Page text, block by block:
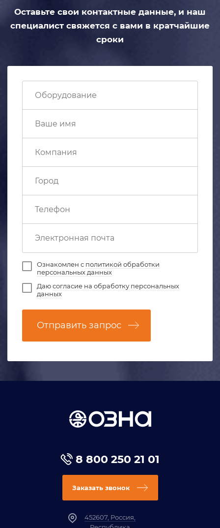
Оставьте свои контактные данные, и наш
специалист свяжется с вами в кратчайшие
сроки
Ознакомлен с политикой обработки
персональных данных
Даюсогласие на обработку персональных
данных
Отправить запрос
8 800 250 21 01
Заказать звонок
452607, Россия,